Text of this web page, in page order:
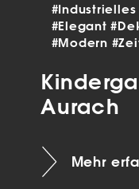
#Elegant
#Modern
Aurach
Mehr